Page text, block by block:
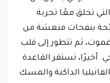
تخلق معًا تجربة
بنفحات منعشة من
ثم تتطور إلى قلب
أخيرًا، تستقر القاعدة
الداكنة والمسك